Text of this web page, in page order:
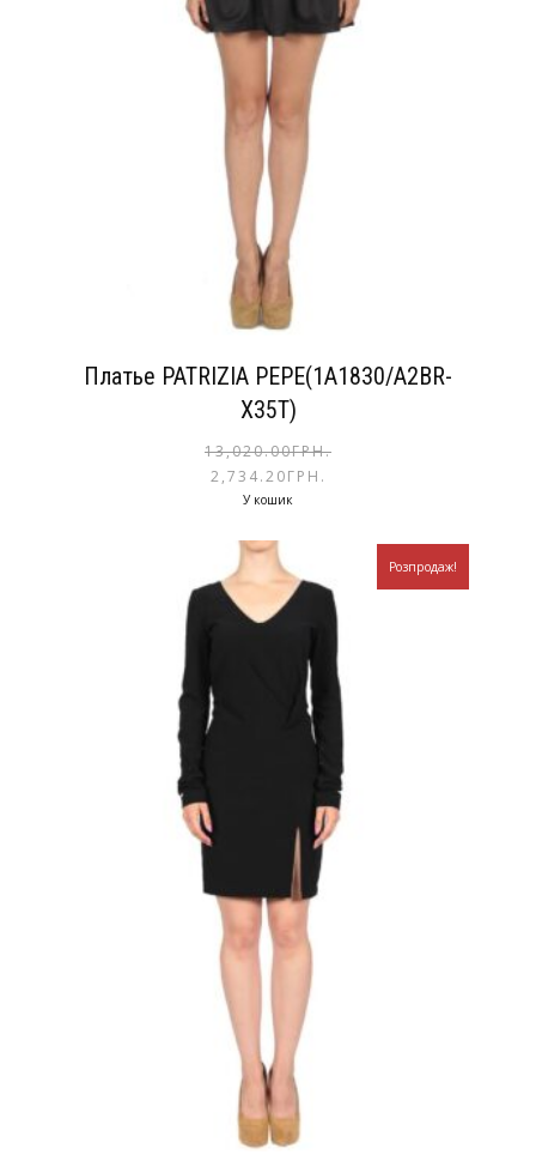
Платье PATRIZIA PEPE(1A1830/A2BR-
X35T)
13,020.00ГРН.
2,734.20ГРН.
У кошик
Розпродаж!